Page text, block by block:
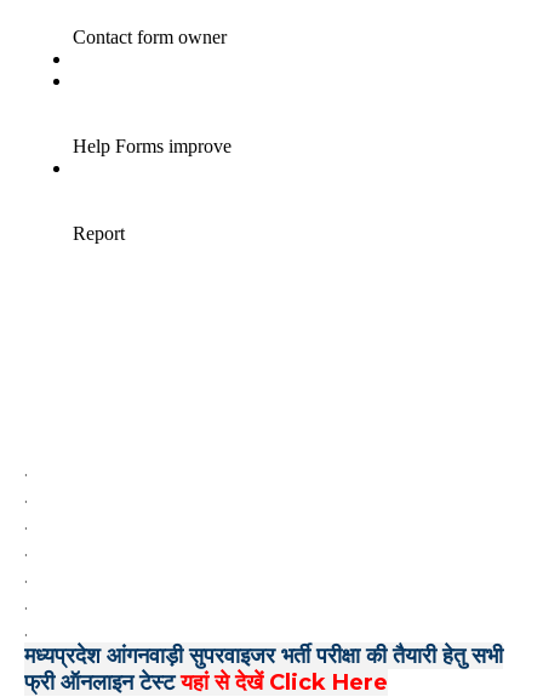
.
.
.
.
.
.
.
मध्यप्रदेश आंगनवाड़ी सुपरवाइजर भर्ती परीक्षा की तैयारी हेतु सभी
फ्री ऑनलाइन टेस्टयहां से देखें Click Here